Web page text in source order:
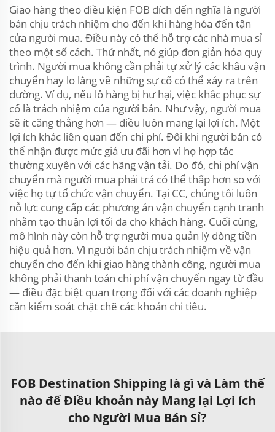
Giao hàng theo điều kiện FOB đích đến nghĩa là người
bán chịu trách nhiệm cho đến khi hàng hóa đến tận
cửa người mua. Điều này có thể hỗ trợ các nhà mua sỉ
theo một số cách. Thứ nhất, nó giúp đơn giản hóa quy
trình. Người mua không cần phải tự xử lý các khâu vận
chuyển hay lo lắng về những sự cố có thể xảy ra trên
đường. Ví dụ, nếu lô hàng bị hư hại, việc khắc phục sự
cố là trách nhiệm của người bán. Như vậy, người mua
sẽ ít căng thẳng hơn — điều luôn mang lại lợi ích. Một
lợi ích khác liên quan đến chi phí. Đôi khi người bán có
thể nhận được mức giá ưu đãi hơn vì họ hợp tác
thường xuyên với các hãng vận tải. Do đó, chi phí vận
chuyển mà người mua phải trả có thể thấp hơn so với
việc họ tự tổ chức vận chuyển. Tại CC, chúng tôi luôn
nỗ lực cung cấp các phương án vận chuyển cạnh tranh
nhằm tạo thuận lợi tối đa cho khách hàng. Cuối cùng,
mô hình này còn hỗ trợ người mua quản lý dòng tiền
hiệu quả hơn. Vì người bán chịu trách nhiệm về vận
chuyển cho đến khi giao hàng thành công, người mua
không phải thanh toán chi phí vận chuyển ngay từ đầu
— điều đặc biệt quan trọng đối với các doanh nghiệp
cần kiểm soát chặt chẽ các khoản chi tiêu.
FOB Destination Shipping là gì và Làm thế
nào để Điều khoản này Mang lại Lợi ích
cho Người Mua Bán Sỉ?